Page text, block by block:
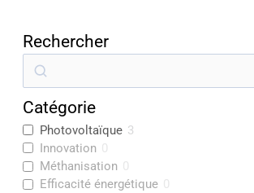
Rechercher
e
c
h
e
r
Catégorie
Photovoltaïque 3
Innovation 0
Méthanisation 0
Efficacité énergétique 0